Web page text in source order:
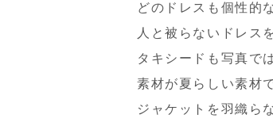
どのドレスも個性的
人と被らないドレス
タキシードも写真で
素材が夏らしい素材
ジャケットを羽織ら